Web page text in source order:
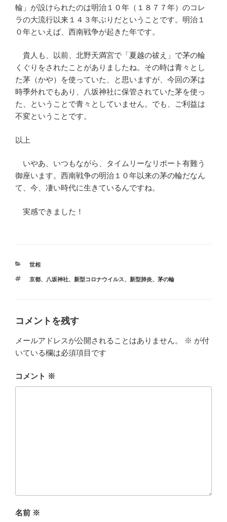
輪」が設けられたのは明治１０年（１８７７年）のコレ
ラの大流行以来１４３年ぶりだということです。明治１
０年といえば、西南戦争が起きた年です。
貴人も、以前、北野天満宮で「夏越の祓え」で茅の輪
くぐりをされたことがありましたね。その時は青々とし
た茅（かや）を使っていた、と思いますが、今回の茅は
時季外れでもあり、八坂神社に保管されていた茅を使っ
た、ということで青々としていません。でも、ご利益は
不変ということです。
以上
いやあ、いつもながら、タイムリーなリポート有難う
御座います。西南戦争の明治１０年以来の茅の輪だなん
て、今、凄い時代に生きているんですね。
実感できました！
カ
ゴ
世相
タ
京都、 八坂神社、 新型コロナウイルス、 新型肺炎、 茅の輪
コメントを残す
メールアドレスが公開されることはありません。 ※ が付
いている欄は必須項目です
コメント ※
名前 ※